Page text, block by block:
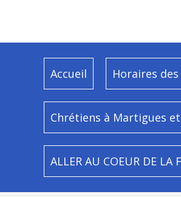
Accueil Horaires des
Chrétiens à Martigues
ALLER AU COEUR DE LA